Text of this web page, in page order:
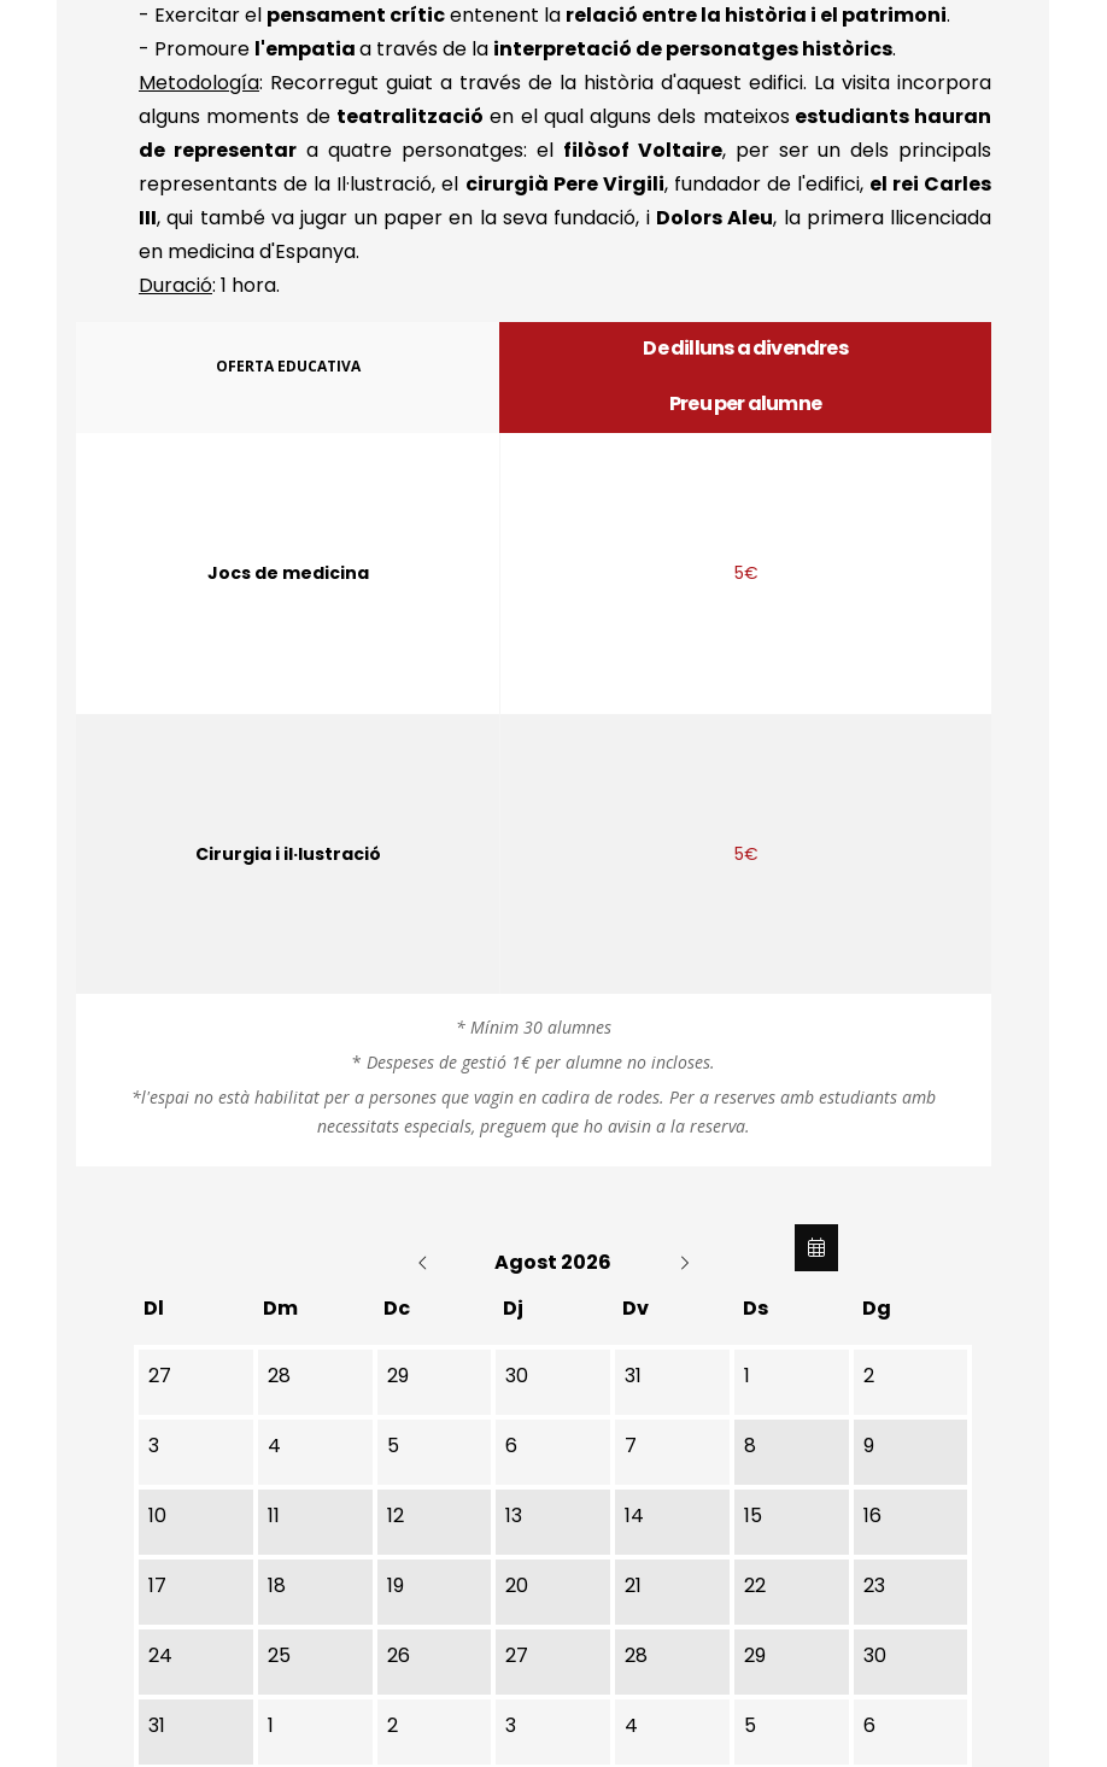
- Exercitar el pensament críticentenent la relació entre la història i el patrimoni.
- Promoure l'empatiaa través de la interpretació de personatges històrics.
Metodología: Recorregut guiat a través de la història d'aquest edifici. La visita incorpora
alguns moments de teatralització en el qual alguns dels mateixosestudiants hauran
de representara quatre personatges: el filòsof Voltaire, per ser un dels principals
representants de la Il·lustració, el cirurgià Pere Virgili, fundador de l'edifici, el rei Carles
III, qui també va jugar un paper en la seva fundació, i Dolors Aleu, la primera llicenciada
en medicina d'Espanya.
Duració: 1 hora.
OFERTA EDUCATIVA
De dilluns a divendres
Preu per alumne
Jocs de medicina 5€
Cirurgia i il·lustració 5€
* Mínim 30 alumnes
*Despeses de gestió 1€ per alumne no incloses.
*l'espai no està habilitat per a persones que vagin en cadira de rodes. Per a reserves amb estudiants amb
necessitats especials, preguem que ho avisin a la reserva.
Agost 2026
Dl
Dm Dc Dj Dv Ds Dg
No hi ha cap activitat aquest mes
27 28 29 30 31 1 2
3 4 5 6 7 8 9
10 11 12 13 14 15 16
17 18 19 20 21 22 23
24 25 26 27 28 29 30
31 1 2 3 4 5 6